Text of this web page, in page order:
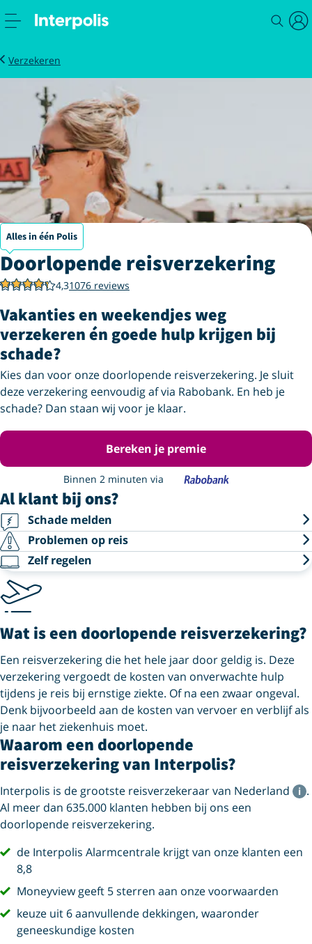
Verzekeren
Doorlopende reisverzekering
Doorlopende reisverzekering
Alles in één Polis
4,31076 reviews
Vakanties en weekendjes weg
verzekeren én goede hulp krijgen bij
schade?
Kies dan voor onze doorlopende reisverzekering. Je sluit
deze verzekering eenvoudig af via Rabobank. En heb je
schade? Dan staan wij voor je klaar.
Bereken je premie
Binnen 2 minuten via
Al klant bij ons?
Schade melden
Problemen op reis
Zelf regelen
Wat is een doorlopende reisverzekering?
Een reisverzekering die het hele jaar door geldig is. Deze
verzekering vergoedt de kosten van onverwachte hulp
tijdens je reis bij ernstige ziekte. Of na een zwaar ongeval.
Denk bijvoorbeeld aan de kosten van vervoer en verblijf als
je naar het ziekenhuis moet.
Waarom een doorlopende
reisverzekering van Interpolis?
Interpolis is de grootste reisverzekeraar van Nederland
.
Al meer dan 635.000 klanten hebben bij ons een
doorlopende reisverzekering.
vink
de Interpolis Alarmcentrale krijgt van onze klanten een
8,8
vink
Moneyview geeft 5 sterren aan onze voorwaarden
vink
keuze uit 6 aanvullende dekkingen, waaronder
geneeskundige kosten